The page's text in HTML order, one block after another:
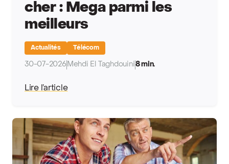
cher : Mega parmi les
meilleurs
Actualités Télécom
30-07-2026 Mehdi El Taghdouini8 min.
Lire l’article